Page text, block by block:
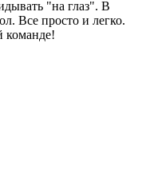
"на глаз". В
Все просто и легко.
команде!